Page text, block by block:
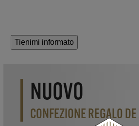
Tienimi informato
NUOVO
CONFEZIONE REGALO